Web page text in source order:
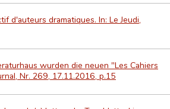
d'auteurs dramatiques. In: Le Jeudi,
wurden die neuen "Les Cahiers
Nr. 269, 17.11.2016, p.15